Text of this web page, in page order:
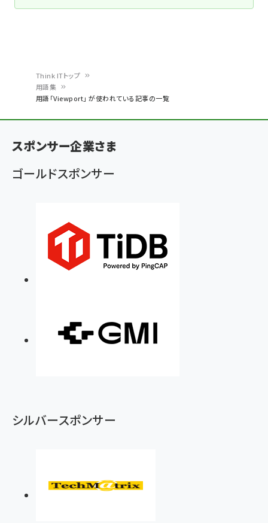
ン
く
ず
Think ITトップ
用語集
用語「Viewport」 が使われている記事の一覧
スポンサー企業さま
ゴールドスポンサー
シルバースポンサー